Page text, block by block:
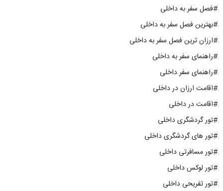
#فصل سفر به داخلی
#بهترین فصل سفر به داخلی
#ارزان ترین فصل سفر به داخلی
#راهنمای سفر به داخلی
#راهنمای سفر داخلی
#اقامت ارزان در داخلی
#اقامت در داخلی
#تور گردشگری داخلی
#تور های گردشگری داخلی
#تور مسافرتی داخلی
#تور لوکس داخلی
#تور تفریحی داخلی